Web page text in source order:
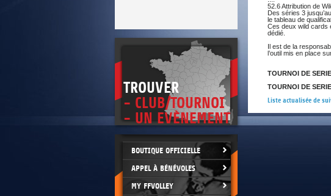
TROUVER
- CLUB/TOURNOI
- UN EVÈNEMENT
BOUTIQUE OFFICIELLE
APPEL À BÉNÉVOLES
MY FFVOLLEY
52.6 Attribution de
Des séries 3
le tableau de
Ces deux wild cards
dédié.
Il est de la
l’outil mis en place
TOURNOI DE
TOURNOI DE
Liste actualisée de